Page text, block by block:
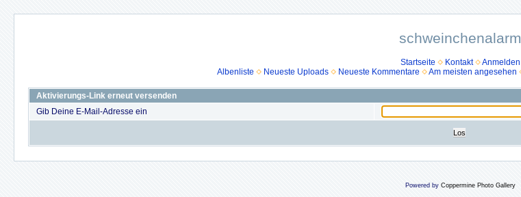
schweinchenalarm
Startseite Kontakt
Anmelden
Albenliste
Neueste Uploads Neueste Kommentare Am meisten angesehen
Aktivierungs-Link erneut versenden
Gib Deine E-Mail-Adresse ein
Powered by Coppermine Photo Gallery